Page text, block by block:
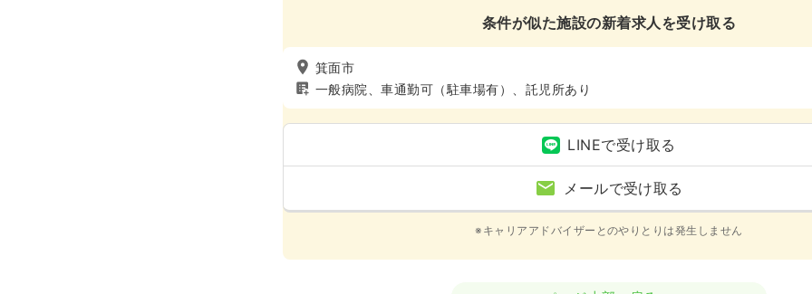
条件が似た施設の新着求人を受け取る
箕面市
一般病院、車通勤可（駐車場有）、託児所あり
LINEで受け取る
メールで受け取る
※キャリアアドバイザーとのやりとりは発生しません